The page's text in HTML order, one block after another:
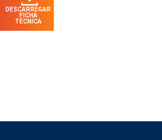
DESCARREGAR
FICHA
TÉCNICA